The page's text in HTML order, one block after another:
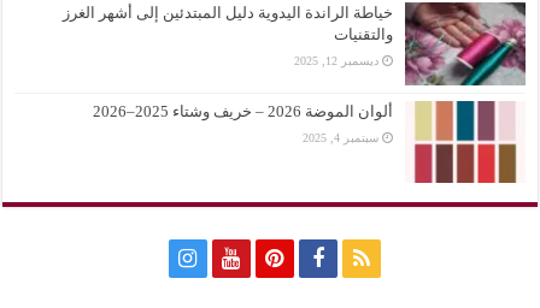
خياطة الراندة اليدوية دليل المبتدئين إلى أشهر الغرز
والتقنيات
ديسمبر 12, 2025
ألوان الموضة 2026 – خريف وشتاء 2025–2026
سبتمبر 4, 2025